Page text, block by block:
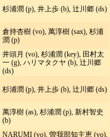
杉浦潤 (p), 井上歩 (b), 辻川郷 (ds)
倉持杏樹 (vo), 萬淳樹 (sax), 杉浦
潤 (p)
井頭月 (vo), 杉浦潤 (key), 田村太
一 (g), ハリマタクヤ (b), 辻川郷
(ds)
杉浦潤 (p), 井上歩 (b), 辻川郷 (ds)
萬淳樹 (as), 杉浦潤 (p), 新村智史
(b)
NARUMI (vo), 曽我部知主恵 (vo),